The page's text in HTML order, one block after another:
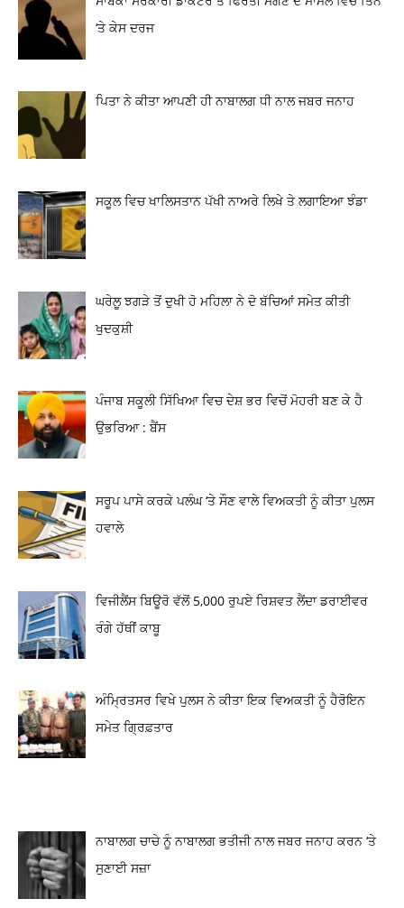
‘ਤੇ ਕੇਸ ਦਰਜ
ਪਿਤਾ ਨੇ ਕੀਤਾ ਆਪਣੀ ਹੀ ਨਾਬਾਲਗ ਧੀ ਨਾਲ ਜਬਰ ਜਨਾਹ
ਸਕੂਲ ਵਿਚ ਖਾਲਿਸਤਾਨ ਪੱਖੀ ਨਾਅਰੇ ਲਿਖੇ ਤੇ ਲਗਾਇਆ ਝੰਡਾ
ਘਰੇਲੂ ਝਗੜੇ ਤੋਂ ਦੁਖੀ ਹੋ ਮਹਿਲਾ ਨੇ ਦੋ ਬੱਚਿਆਂ ਸਮੇਤ ਕੀਤੀ
ਖੁਦਕੁਸ਼ੀ
ਪੰਜਾਬ ਸਕੂਲੀ ਸਿੱਖਿਆ ਵਿਚ ਦੇਸ਼ ਭਰ ਵਿਚੋਂ ਮੋਹਰੀ ਬਣ ਕੇ ਹੈ
ਉਭਰਿਆ : ਬੈਂਸ
ਸਰੂਪ ਪਾਸੇ ਕਰਕੇ ਪਲੰਘ ‘ਤੇ ਸੌਣ ਵਾਲੇ ਵਿਅਕਤੀ ਨੂੰ ਕੀਤਾ ਪੁਲਸ
ਹਵਾਲੇ
ਵਿਜੀਲੈਂਸ ਬਿਊਰੋ ਵੱਲੋਂ 5,000 ਰੁਪਏ ਰਿਸ਼ਵਤ ਲੈਂਦਾ ਡਰਾਈਵਰ
ਰੰਗੇ ਹੱਥੀਂ ਕਾਬੂ
ਅੰਮ੍ਰਿਤਸਰ ਵਿਖੇ ਪੁਲਸ ਨੇ ਕੀਤਾ ਇਕ ਵਿਅਕਤੀ ਨੂੰ ਹੈਰੋਇਨ
ਸਮੇਤ ਗ੍ਰਿਫ਼ਤਾਰ
ਨਾਬਾਲਗ ਚਾਚੇ ਨੂੰ ਨਾਬਾਲਗ ਭਤੀਜੀ ਨਾਲ ਜਬਰ ਜਨਾਹ ਕਰਨ ‘ਤੇ
ਸੁਣਾਈ ਸਜ਼ਾ